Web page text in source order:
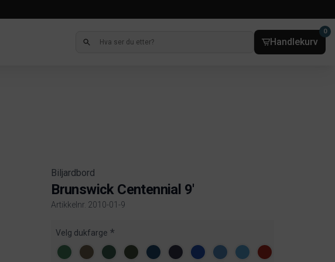
Handlekurv
0
Biljardbord
Brunswick Centennial 9'
Artikkelnr. 2010-01-9
Product information
Velg dukfarge